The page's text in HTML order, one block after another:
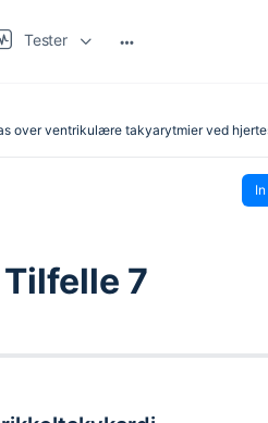
Tester
over ventrikulære takyarytmier ved
7